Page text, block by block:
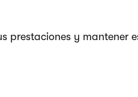
prestaciones y mantener